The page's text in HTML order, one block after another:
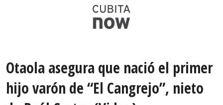
Otaola asegura que nació el primer
hijo varón de “El Cangrejo”, nieto